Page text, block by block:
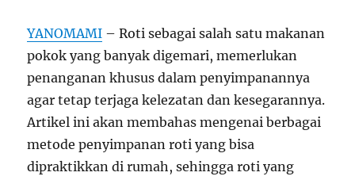
YANOMAMI – Roti sebagai salah satu makanan
pokok yang banyak digemari, memerlukan
penanganan khusus dalam penyimpanannya
agar tetap terjaga kelezatan dan kesegarannya.
Artikel ini akan membahas mengenai berbagai
metode penyimpanan roti yang bisa
dipraktikkan di rumah, sehingga roti yang